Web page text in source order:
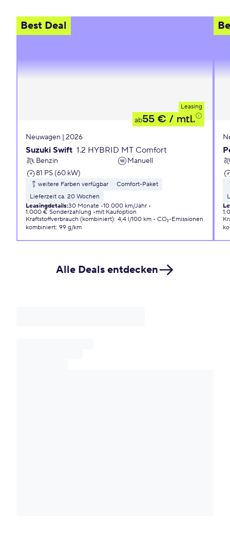
Best Deal
Leasing
ab55 € / mtl.
Neuwagen | 2026
Suzuki Swift 1.2 HYBRID MT Comfort
Benzin
Manuell
81 PS (60 kW)
weitere Farben verfügbar
Comfort-Paket
Lieferzeit ca. 20 Wochen
Leasingdetails:30 Monate 10.000 km/Jahr
1.000 € Sonderzahlung
mit Kaufoption
Kraftstoffverbrauch (kombiniert): 4,4 l/100 km
CO₂-Emissionen
kombiniert: 99 g/km
Alle Deals entdecken